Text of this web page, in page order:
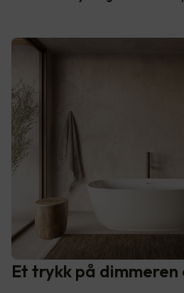
Et trykk på dimmeren